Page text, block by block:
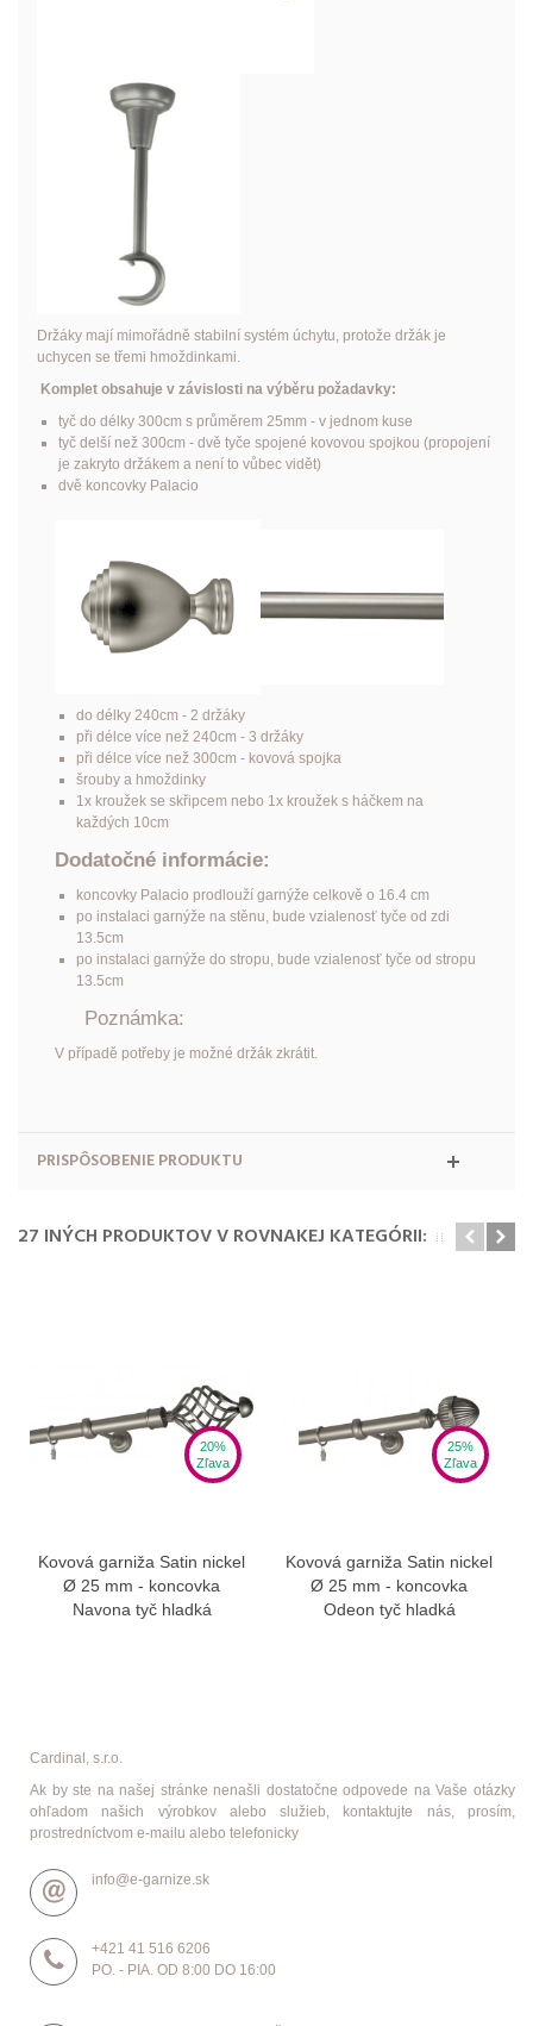
Držáky mají mimořádně stabilní systém úchytu, protože držák je
uchycen se třemi hmoždinkami.
Komplet obsahuje v závislosti na výběru požadavky:
tyč do délky 300cm s průměrem 25mm - v jednom kuse
tyč delší než 300cm - dvě tyče spojené kovovou spojkou (propojení
je zakryto držákem a není to vůbec vidět)
dvě koncovky Palacio
do délky 240cm - 2 držáky
při délce více než 240cm - 3 držáky
při délce více než 300cm - kovová spojka
šrouby a hmoždinky
1x kroužek se skřipcem nebo 1x kroužek s háčkem na
každých 10cm
Dodatočné informácie:
koncovky Palacio prodlouží garnýže celkově o 16.4 cm
po instalaci garnýže na stěnu, bude vzialenosť tyče od zdi
13.5cm
po instalaci garnýže do stropu, bude vzialenosť tyče od stropu
13.5cm
Poznámka:
V případě potřeby je možné držák zkrátit.
PRISPÔSOBENIE PRODUKTU
27 INÝCH PRODUKTOV V ROVNAKEJ KATEGÓRII:
20%
Zľava
Kovová garniža Satin nickel
Ø 25 mm - koncovka
Navona tyč hladká
25%
Zľava
Kovová garniža Satin nickel
Ø 25 mm - koncovka
Odeon tyč hladká
Cardinal, s.r.o.
Ak by ste na našej stránke nenašli dostatočne odpovede na Vaše otázky
ohľadom našich výrobkov alebo služieb, kontaktujte nás, prosím,
prostredníctvom e-mailu alebo telefonicky
info@e-garnize.sk
+421 41 516 6206
PO. - PIA. OD 8:00 DO 16:00